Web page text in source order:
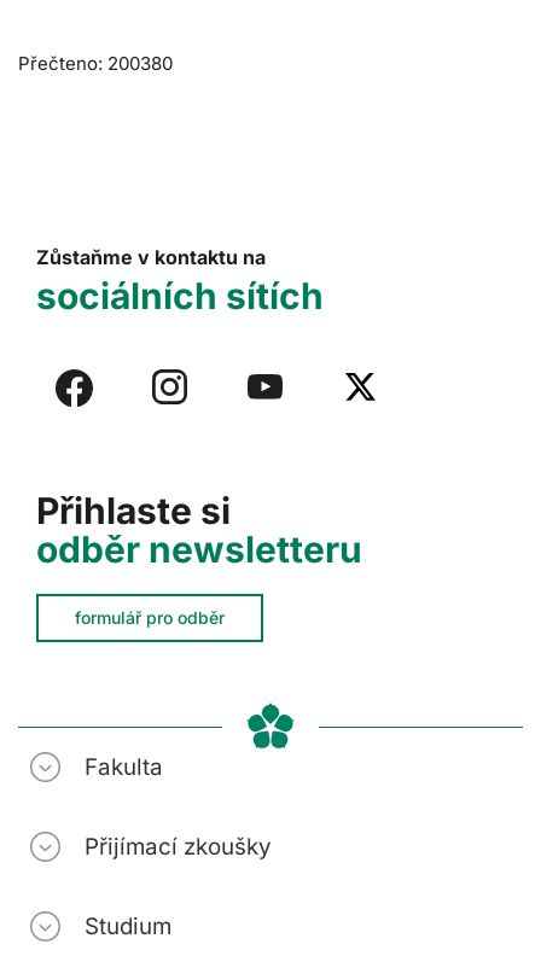
Přečteno: 200380
Přihlaste si
odběr newsletteru
formulář pro odběr
Zůstaňme v kontaktu na
sociálních sítích
Fakulta
Přijímací zkoušky
Studium